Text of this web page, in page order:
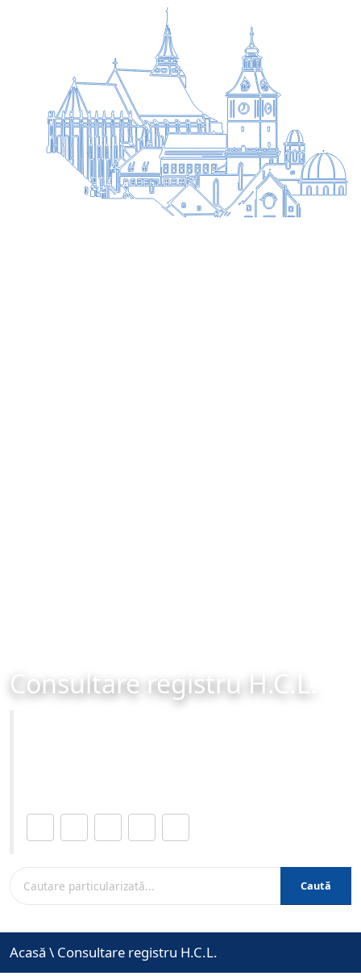
Consultare registru H.C.L.
Caută
Acasă \ Consultare registru H.C.L.